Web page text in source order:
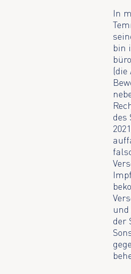
In
bin
des
und
der